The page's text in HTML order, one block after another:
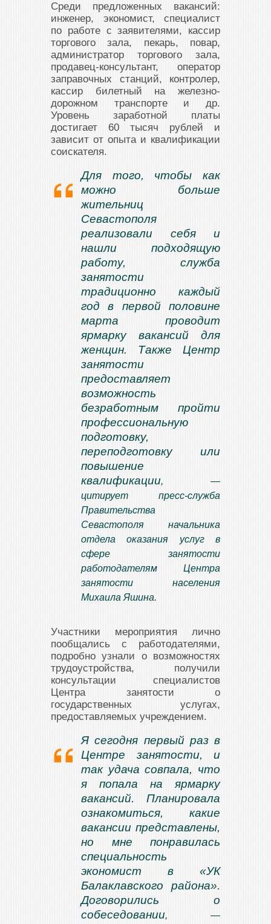
Среди предложенных вакансий:
инженер, экономист, специалист
по работе с заявителями, кассир
торгового зала, пекарь, повар,
администратор торгового зала,
продавец-консультант, оператор
заправочных станций, контролер,
кассир билетный на железно-
дорожном транспорте и др.
Уровень заработной платы
достигает 60 тысяч рублей и
зависит от опыта и квалификации
соискателя.
Для того, чтобы как
можно больше
жительниц
Севастополя
реализовали себя и
нашли подходящую
работу, служба
занятости
традиционно каждый
год в первой половине
марта проводит
ярмарку вакансий для
женщин. Также Центр
занятости
предоставляет
возможность
безработным пройти
профессиональную
подготовку,
переподготовку или
повышение
квалификации, —
цитирует пресс-служба
Правительства
Севастополя начальника
отдела оказания услуг в
сфере занятости
работодателям Центра
занятости населения
Михаила Яшина.
Участники мероприятия лично
пообщались с работодателями,
подробно узнали о возможностях
трудоустройства, получили
консультации специалистов
Центра занятости о
государственных услугах,
предоставляемых учреждением.
Я сегодня первый раз в
Центре занятости, и
так удача совпала, что
я попала на ярмарку
вакансий. Планировала
ознакомиться, какие
вакансии представлены,
но мне понравилась
специальность
экономист в «УК
Балаклавского района».
Договорились о
собеседовании, —